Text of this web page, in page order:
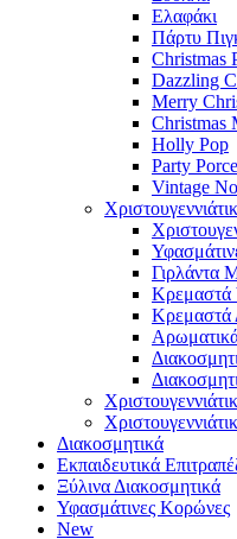
Ελαφάκι
Πάρτυ
Christmas
Dazzling
Merry
Christmas
Holly Pop
Party
Vintage
Γιρλάντα
Κρεμαστά
Κρεμαστά
Διακοσμητικά
Εκπαιδευτικά
Ξύλινα Διακοσμητικά
Υφασμάτινες Κορώνες
New